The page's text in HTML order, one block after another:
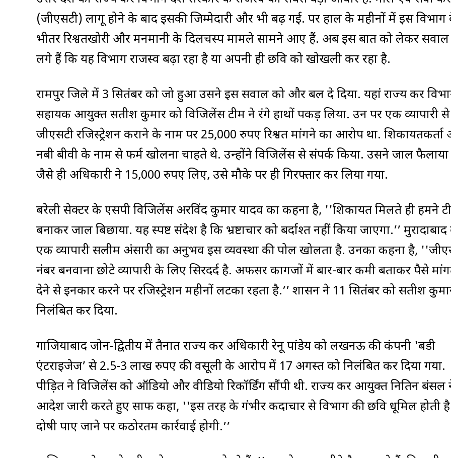
(जीएसटी) लागू होने के बाद इसकी जिम्मेदारी और भी बढ़ गई. पर हाल के महीनों में इस
भीतर रिश्वतखोरी और मनमानी के दिलचस्प मामले सामने आए हैं. अब इस बात को लेकर
लगे हैं कि यह विभाग राजस्व बढ़ा रहा है या अपनी ही छवि को खोखली कर रहा है.
रामपुर जिले में 3 सितंबर को जो हुआ उसने इस सवाल को और बल दे दिया. यहां राज्य कर
सहायक आयुक्त सतीश कुमार को विजिलेंस टीम ने रंगे हाथों पकड़ लिया. उन पर एक व्यापारी से
जीएसटी रजिस्ट्रेशन कराने के नाम पर 25,000 रुपए रिश्वत मांगने का आरोप था.
नबी बीवी के नाम से फर्म खोलना चाहते थे. उन्होंने विजिलेंस से संपर्क किया. उसने जाल
जैसे ही अधिकारी ने 15,000 रुपए लिए, उसे मौके पर ही गिरफ्तार कर लिया गया.
बरेली सेक्टर के एसपी विजिलेंस अरविंद कुमार यादव का कहना है, ''शिकायत मिलते ही हमने
बनाकर जाल बिछाया. यह स्पष्ट संदेश है कि भ्रष्टाचार को बर्दाश्त नहीं किया जाएगा.’’
एक व्यापारी सलीम अंसारी का अनुभव इस व्यवस्था की पोल खोलता है. उनका कहना है,
नंबर बनवाना छोटे व्यापारी के लिए सिरदर्द है. अफसर कागजों में बार-बार कमी बताकर पैसे
देने से इनकार करने पर रजिस्ट्रेशन महीनों लटका रहता है.’’ शासन ने 11 सितंबर को सतीश
निलंबित कर दिया.
गाजियाबाद जोन-द्वितीय में तैनात राज्य कर अधिकारी रेनू पांडेय को लखनऊ की कंपनी 'बडी
एंटरप्राइजेज’ से 2.5-3 लाख रुपए की वसूली के आरोप में 17 अगस्त को निलंबित कर दिया गया.
पीड़ित ने विजिलेंस को ऑडियो और वीडियो रिकॉर्डिंग सौंपी थी. राज्य कर आयुक्त नितिन बंसल
आदेश जारी करते हुए साफ कहा, ''इस तरह के गंभीर कदाचार से विभाग की छवि धूमिल होती
दोषी पाए जाने पर कठोरतम कार्रवाई होगी.’’